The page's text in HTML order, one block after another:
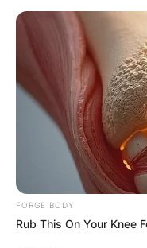
Age: Just Stop
NEUROMIND PRO
FORGE BODY
Rub This On Your Knee